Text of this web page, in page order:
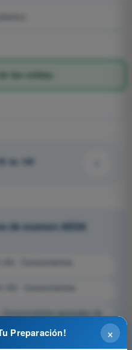
las celdas.
de 140
de examen AESA
- Conocimientos
A3 - Conocimientos
generales de
×
Preparación!